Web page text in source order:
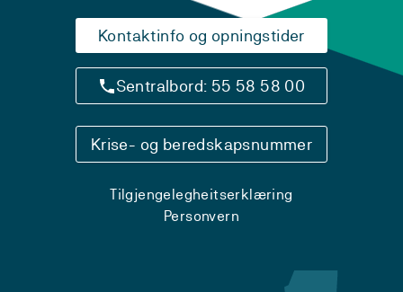
Kontaktinfo og opningstider
Sentralbord: 55 58 58 00
Krise- og beredskapsnummer
Tilgjengelegheitserklæring
Personvern